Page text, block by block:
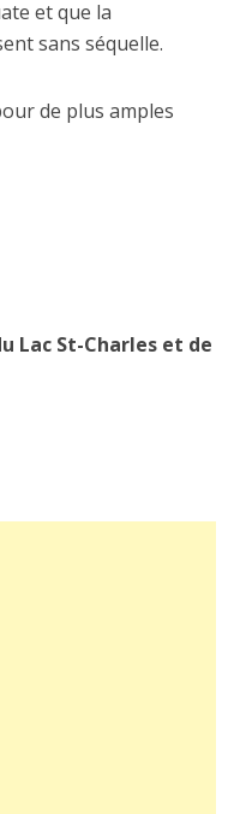
et que la
sans séquelle.
de plus amples
Lac St-Charles et de